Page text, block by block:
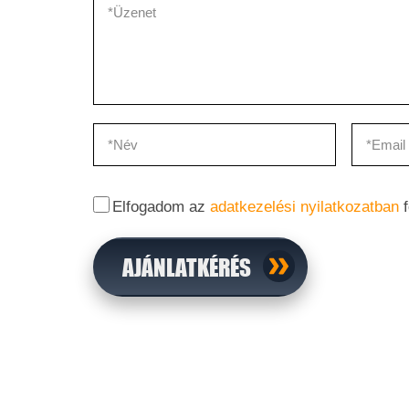
Elfogadom az adatkezelési nyilatkozatban
AJÁNLATKÉRÉS